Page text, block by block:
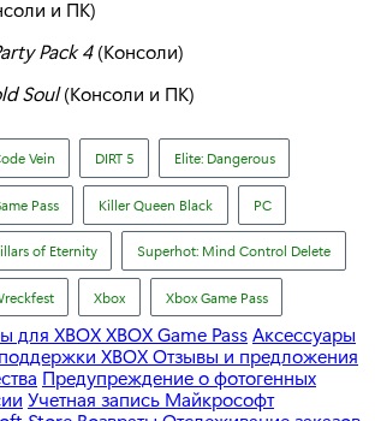
и ПК)
Pack 4(Консоли)
Soul(Консоли и ПК)
Vein DIRT 5 Elite: Dangerous
Pass Killer Queen Black PC
of Eternity Superhot: Mind Control Delete
Xbox Xbox Game Pass
для XBOXXBOX Game PassАксессуары
XBOXОтзывы и предложения
Предупреждение о фотогенных
Учетная запись Майкрософт